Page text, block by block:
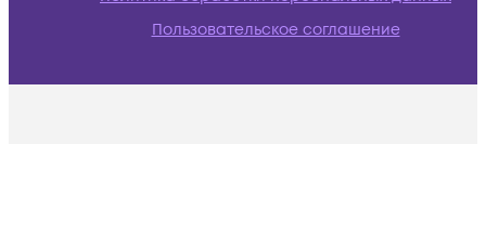
Пользовательское соглашение